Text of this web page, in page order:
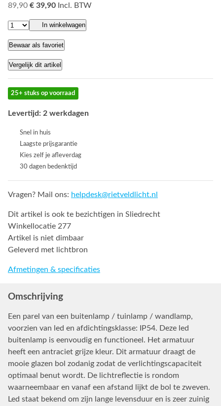
89,90 € 39,90 Incl. BTW
In winkelwagen
Bewaar als favoriet
Vergelijk dit artikel
25+ stuks op voorraad
Levertijd: 2 werkdagen
Snel in huis
Laagste prijsgarantie
Kies zelf je afleverdag
30 dagen bedenktijd
Vragen? Mail ons: helpdesk@rietveldlicht.nl
Dit artikel is ook te bezichtigen in Sliedrecht
Winkellocatie 277
Artikel is niet dimbaar
Geleverd met lichtbron
Afmetingen & specificaties
Omschrijving
Een parel van een buitenlamp / tuinlamp / wandlamp,
voorzien van led en afdichtingsklasse: IP54. Deze led
buitenlamp is eenvoudig en functioneel. Het armatuur
heeft een antraciet grijze kleur. Dit armatuur draagt de
mooie glazen bol zodanig zodat de verlichtingscapaciteit
optimaal benut wordt. De lichtreflectie is rondom
waarneembaar en vanaf een afstand lijkt de bol te zweven.
Led staat bekend om zijn lange levensduur en is zeer zuinig